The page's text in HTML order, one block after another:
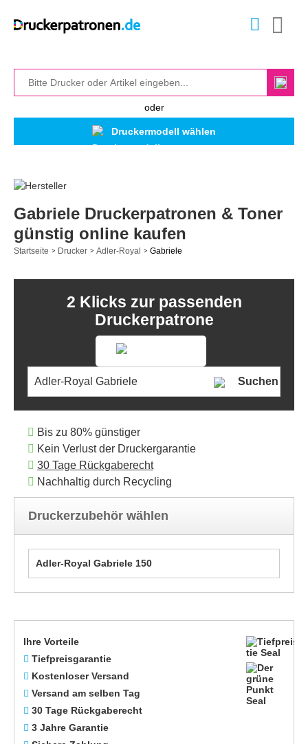
Druckermodell wählen
oder
Ihre Vorteile
Tiefpreisgarantie
Kostenloser Versand
Versand am selben Tag
30 Tage Rückgaberecht
3 Jahre Garantie
Gabriele Druckerpatronen & Toner
günstig online kaufen
Startseite > Drucker > Adler-Royal > Gabriele
2 Klicks zur passenden
Druckerpatrone
Suchen
Bis zu 80% günstiger
Kein Verlust der Druckergarantie
30 Tage Rückgaberecht
Nachhaltig durch Recycling
Druckerzubehör wählen
Adler-Royal Gabriele 150